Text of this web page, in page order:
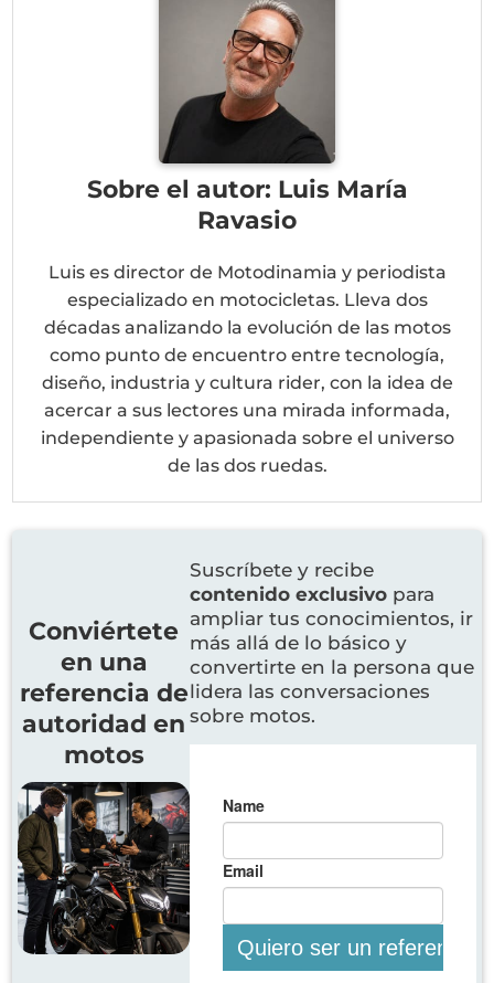
Sobre el autor: Luis María
Ravasio
Luis es director de Motodinamia y periodista
especializado en motocicletas. Lleva dos
décadas analizando la evolución de las motos
como punto de encuentro entre tecnología,
diseño, industria y cultura rider, con la idea de
acercar a sus lectores una mirada informada,
independiente y apasionada sobre el universo
de las dos ruedas.
Conviértete
en una
referencia de
autoridad en
motos
Suscríbete y recibe
contenido exclusivo para
ampliar tus conocimientos, ir
más allá de lo básico y
convertirte en la persona que
lidera las conversaciones
sobre motos.